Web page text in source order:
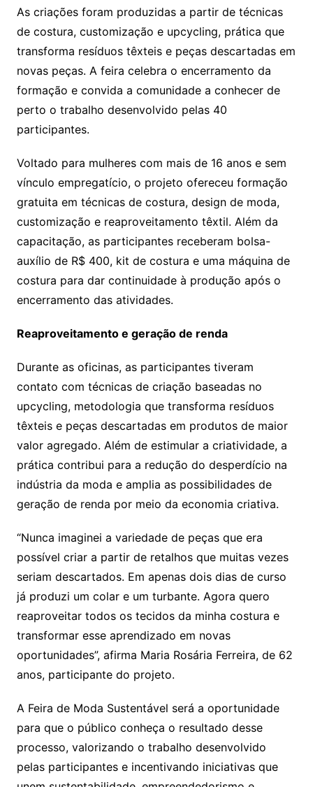
As criações foram produzidas a partir de técnicas
de costura, customização e upcycling, prática que
transforma resíduos têxteis e peças descartadas em
novas peças. A feira celebra o encerramento da
formação e convida a comunidade a conhecer de
perto o trabalho desenvolvido pelas 40
participantes.
Voltado para mulheres com mais de 16 anos e sem
vínculo empregatício, o projeto ofereceu formação
gratuita em técnicas de costura, design de moda,
customização e reaproveitamento têxtil. Além da
capacitação, as participantes receberam bolsa-
auxílio de R$ 400, kit de costura e uma máquina de
costura para dar continuidade à produção após o
encerramento das atividades.
Reaproveitamento e geração de renda
Durante as oficinas, as participantes tiveram
contato com técnicas de criação baseadas no
upcycling, metodologia que transforma resíduos
têxteis e peças descartadas em produtos de maior
valor agregado. Além de estimular a criatividade, a
prática contribui para a redução do desperdício na
indústria da moda e amplia as possibilidades de
geração de renda por meio da economia criativa.
“Nunca imaginei a variedade de peças que era
possível criar a partir de retalhos que muitas vezes
seriam descartados. Em apenas dois dias de curso
já produzi um colar e um turbante. Agora quero
reaproveitar todos os tecidos da minha costura e
transformar esse aprendizado em novas
oportunidades”, afirma Maria Rosária Ferreira, de 62
anos, participante do projeto.
A Feira de Moda Sustentável será a oportunidade
para que o público conheça o resultado desse
processo, valorizando o trabalho desenvolvido
pelas participantes e incentivando iniciativas que